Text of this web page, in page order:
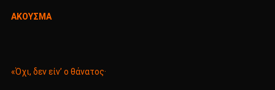
ΑΚΟΥΣΜΑ
«Όχι, δεν είν’ ο θάνατος·